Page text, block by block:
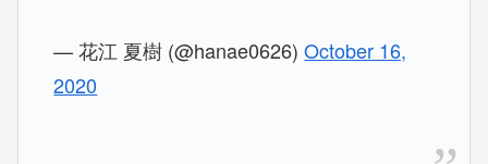
— 花江 夏樹 (@hanae0626)October 16,
2020